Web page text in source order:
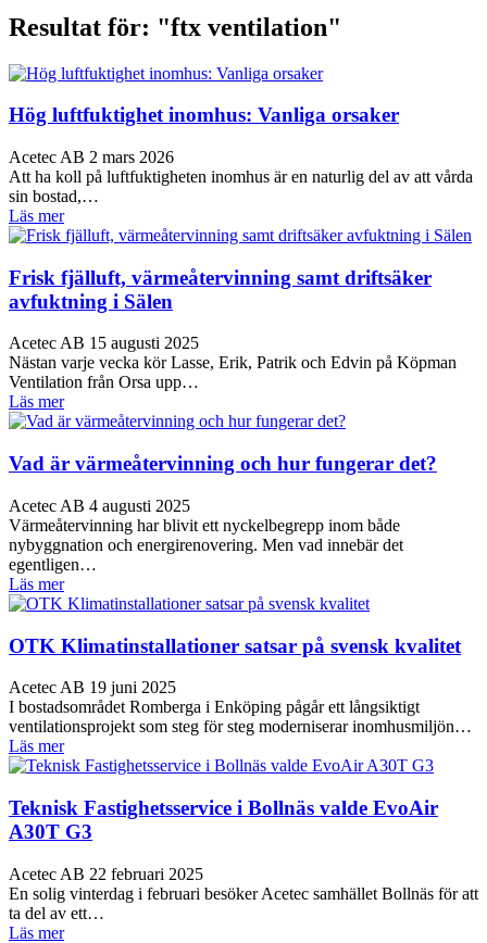
Resultat för: "ftx ventilation"
Hög luftfuktighet inomhus: Vanliga orsaker
Acetec AB 2 mars 2026
Att ha koll på luftfuktigheten inomhus är en naturlig del av att vårda
sin bostad,…
Läs mer
Frisk fjälluft, värmeåtervinning samt driftsäker
avfuktning i Sälen
Acetec AB 15 augusti 2025
Nästan varje vecka kör Lasse, Erik, Patrik och Edvin på Köpman
Ventilation från Orsa upp…
Läs mer
Vad är värmeåtervinning och hur fungerar det?
Acetec AB 4 augusti 2025
Värmeåtervinning har blivit ett nyckelbegrepp inom både
nybyggnation och energirenovering. Men vad innebär det
egentligen…
Läs mer
OTK Klimatinstallationer satsar på svensk kvalitet
Acetec AB 19 juni 2025
I bostadsområdet Romberga i Enköping pågår ett långsiktigt
ventilationsprojekt som steg för steg moderniserar inomhusmiljön…
Läs mer
Teknisk Fastighetsservice i Bollnäs valde EvoAir
A30T G3
Acetec AB 22 februari 2025
En solig vinterdag i februari besöker Acetec samhället Bollnäs för att
ta del av ett…
Läs mer